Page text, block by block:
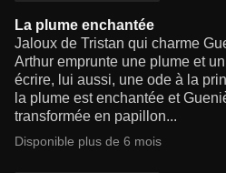
La plume enchantée
Jaloux de Tristan qui charme
Arthur emprunte une plume et
écrire, lui aussi, une ode à la
la plume est enchantée et
transformée en papillon...
Disponible plus de 6 mois